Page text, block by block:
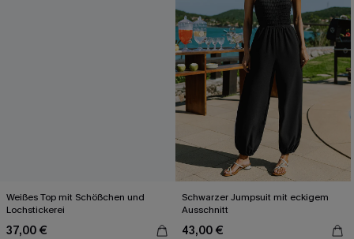
Weißes Top mit Schößchen und
Lochstickerei
37,00 €
Schwarzer Jumpsuit mit eckigem
Ausschnitt
43,00 €